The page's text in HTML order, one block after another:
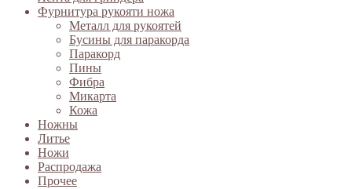
Фурнитура рукояти ножа
Металл для рукоятей
Бусины для паракорда
Паракорд
Пины
Фибра
Микарта
Кожа
Ножны
Литье
Ножи
Распродажа
Прочее